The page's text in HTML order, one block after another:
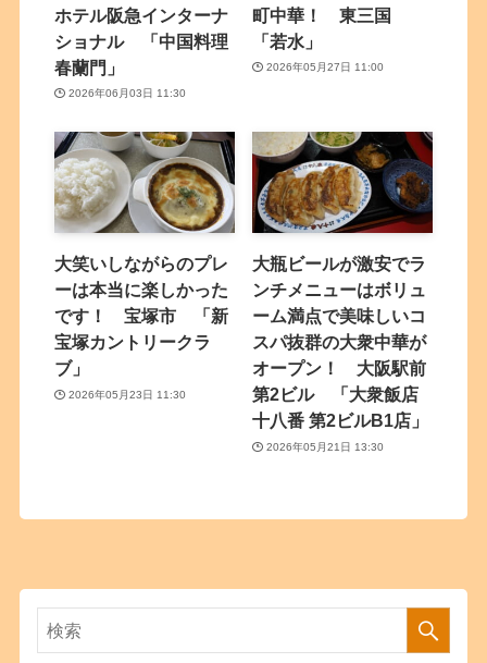
ホテル阪急インターナ
ショナル 「中国料理
春蘭門」
2026年06月03日 11:30
町中華！ 東三国
「若水」
2026年05月27日 11:00
大笑いしながらのプレ
ーは本当に楽しかった
です！ 宝塚市 「新
宝塚カントリークラ
ブ」
2026年05月23日 11:30
大瓶ビールが激安でラ
ンチメニューはボリュ
ーム満点で美味しいコ
スパ抜群の大衆中華が
オープン！ 大阪駅前
第2ビル 「大衆飯店
十八番 第2ビルB1店」
2026年05月21日 13:30